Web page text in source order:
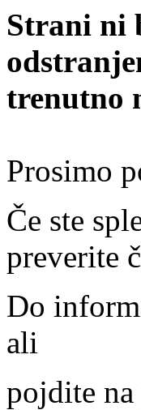
Strani ni
trenutno
Prosimo
Če ste
preverite
Do
ali
pojdite na